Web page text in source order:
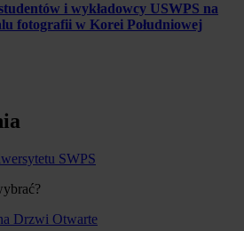
i wykładowcy USWPS na
fotografii w Korei Południowej
SWPS
Drzwi Otwarte